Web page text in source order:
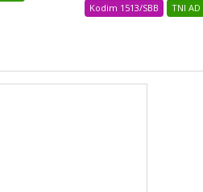
Kodim 1513/SBB TNI AD